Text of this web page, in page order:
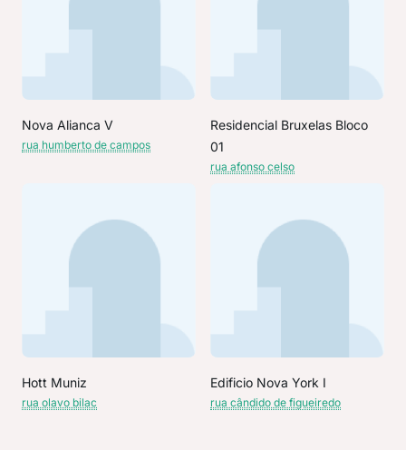
Nova Alianca V
rua humberto de campos
Residencial Bruxelas Bloco
01
rua afonso celso
Hott Muniz
rua olavo bilac
Edificio Nova York I
rua cândido de figueiredo